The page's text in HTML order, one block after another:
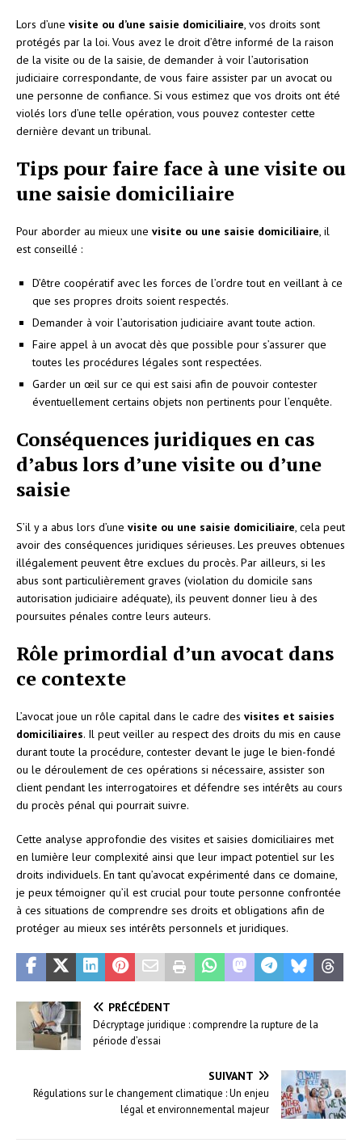
Lors d’une visite ou d’une saisie domiciliaire, vos droits sont
protégés par la loi. Vous avez le droit d’être informé de la raison
de la visite ou de la saisie, de demander à voir l’autorisation
judiciaire correspondante, de vous faire assister par un avocat ou
une personne de confiance. Si vous estimez que vos droits ont été
violés lors d’une telle opération, vous pouvez contester cette
dernière devant un tribunal.
Tips pour faire face à une visite ou
une saisie domiciliaire
Pour aborder au mieux une visite ou une saisie domiciliaire, il
est conseillé :
D’être coopératif avec les forces de l’ordre tout en veillant à ce
que ses propres droits soient respectés.
Demander à voir l’autorisation judiciaire avant toute action.
Faire appel à un avocat dès que possible pour s’assurer que
toutes les procédures légales sont respectées.
Garder un œil sur ce qui est saisi afin de pouvoir contester
éventuellement certains objets non pertinents pour l’enquête.
Conséquences juridiques en cas
d’abus lors d’une visite ou d’une
saisie
S’il y a abus lors d’une visite ou une saisie domiciliaire, cela peut
avoir des conséquences juridiques sérieuses. Les preuves obtenues
illégalement peuvent être exclues du procès. Par ailleurs, si les
abus sont particulièrement graves (violation du domicile sans
autorisation judiciaire adéquate), ils peuvent donner lieu à des
poursuites pénales contre leurs auteurs.
Rôle primordial d’un avocat dans
ce contexte
L’avocat joue un rôle capital dans le cadre des visites et saisies
domiciliaires. Il peut veiller au respect des droits du mis en cause
durant toute la procédure, contester devant le juge le bien-fondé
ou le déroulement de ces opérations si nécessaire, assister son
client pendant les interrogatoires et défendre ses intérêts au cours
du procès pénal qui pourrait suivre.
Cette analyse approfondie des visites et saisies domiciliaires met
en lumière leur complexité ainsi que leur impact potentiel sur les
droits individuels. En tant qu’avocat expérimenté dans ce domaine,
je peux témoigner qu’il est crucial pour toute personne confrontée
à ces situations de comprendre ses droits et obligations afin de
protéger au mieux ses intérêts personnels et juridiques.
PRÉCÉDENT
Décryptage juridique : comprendre la rupture de la
période d’essai
SUIVANT
Régulations sur le changement climatique : Un enjeu
légal et environnemental majeur